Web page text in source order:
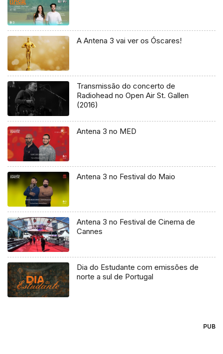
A Antena 3 vai ver os Óscares!
Transmissão do concerto de
Radiohead no Open Air St. Gallen
(2016)
Antena 3 no MED
Antena 3 no Festival do Maio
Antena 3 no Festival de Cinema de
Cannes
Dia do Estudante com emissões de
norte a sul de Portugal
PUB